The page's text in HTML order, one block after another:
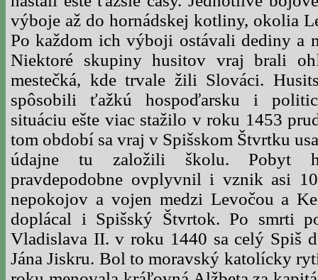
výboje až do hornádskej kotliny, okolia
Po každom ich výboji ostávali dediny a
Niektoré skupiny husitov vraj brali
mestečká, kde trvale žili Slováci.
spôsobili ťažkú hospoďarsku i
situáciu ešte viac stažilo v roku 1453
tom období sa vraj v Spišskom Štvrtku
údajne tu založili školu. Pobyt
pravdepodobne ovplyvnil i vznik asi
nepokojov a vojen medzi Levočou a
doplácal i Spišský Štvrtok. Po smrti
Vladislava II. v roku 1440 sa celý Spiš
Jána Jiskru. Bol to moravský katolícky